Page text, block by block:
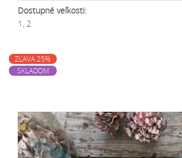
Dostupné veľkosti:
1, 2
ZĽAVA 25%
SKLADOM